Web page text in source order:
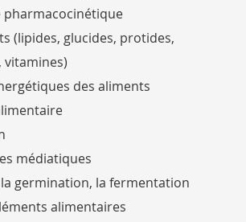
pharmacocinétique
(lipides, glucides, protides,
vitamines)
des aliments
médiatiques
la germination, la fermentation
alimentaires